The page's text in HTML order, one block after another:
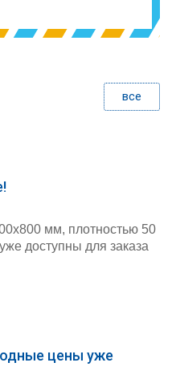
все
мм, плотностью 50
доступны для заказа
цены уже